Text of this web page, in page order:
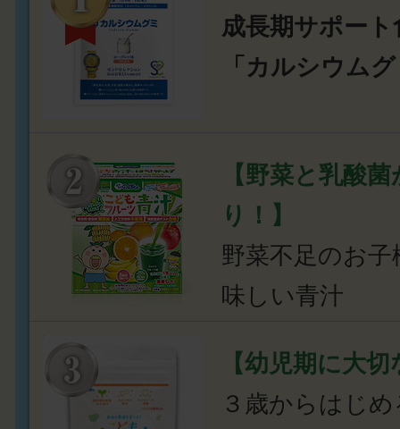
成長期サポート
「カルシウム
【野菜と乳酸
り！】
野菜不足のお
味しい青汁
【幼児期に大
３歳からはじ